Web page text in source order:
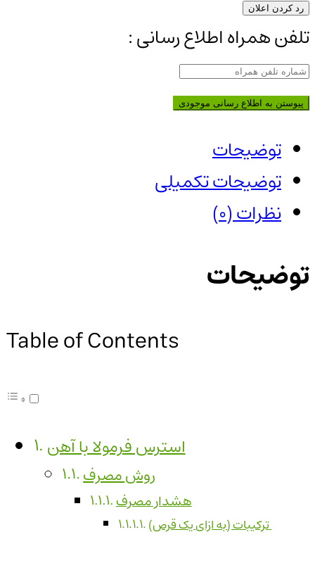
رد کردن اعلان
تلفن همراه اطلاع رسانی :
پیوستن به اطلاع رسانی موجودی
توضیحات
توضیحات تکمیلی
نظرات (0)
توضیحات
Table of Contents
استرس فرمولا با آهن
روش مصرف
هشدار مصرف
ترکیبات (به ازای یک قرص)